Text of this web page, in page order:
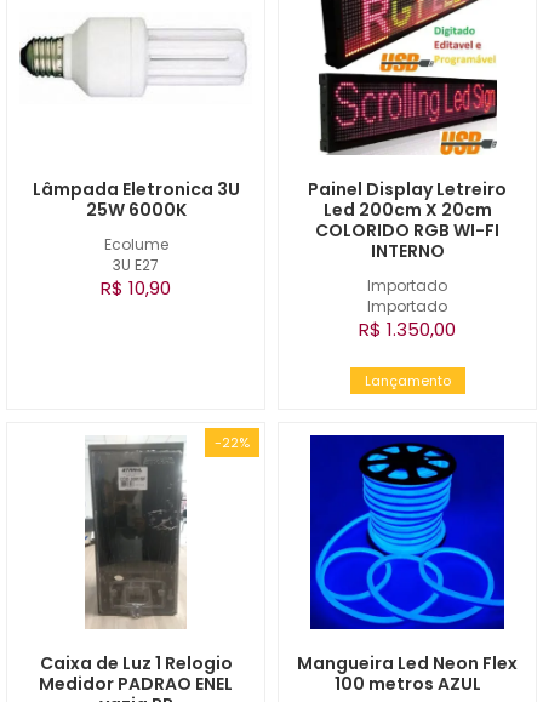
Ecolume
3U E27
Lâmpada Eletronica 3U
25W 6000K
R$ 10,90
Importado
Importado
Painel Display Letreiro
Led 200cm X 20cm
COLORIDO RGB WI-FI
INTERNO
R$ 1.350,00
Lançamento
-22%
Caixa de Luz 1 Relogio
Medidor PADRAO ENEL
Mangueira Led Neon Flex
100 metros AZUL